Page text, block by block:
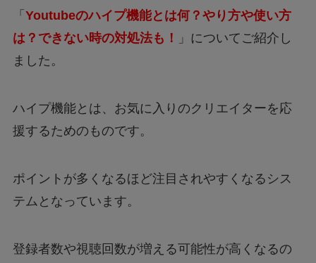
「 Youtubeのハイプ機能とは何？やり方や使い方
は？できない時の対処法も！
」についてご紹介し
ました。
ハイプ機能とは、お気に入りのクリエイターを応
援するためのものです。
ポイントが多くなるほど注目されやすくなるシス
テムとなっています。
登録者数や視聴回数が増える可能性が高くなるの